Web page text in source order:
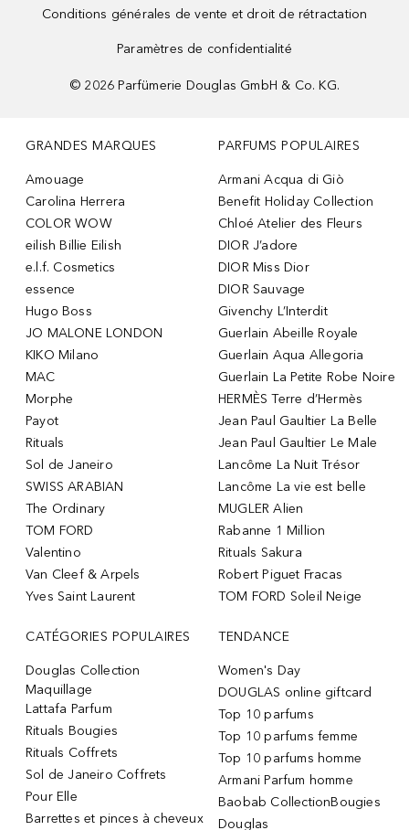
Conditions générales de vente et droit de rétractation
Paramètres de confidentialité
© 2026 Parfümerie Douglas GmbH & Co. KG.
GRANDES MARQUES
Amouage
Carolina Herrera
COLOR WOW
eilish Billie Eilish
e.l.f. Cosmetics
essence
Hugo Boss
JO MALONE LONDON
KIKO Milano
MAC
Morphe
Payot
Rituals
Sol de Janeiro
SWISS ARABIAN
The Ordinary
TOM FORD
Valentino
Van Cleef & Arpels
Yves Saint Laurent
PARFUMS POPULAIRES
Armani Acqua di Giò
Benefit Holiday Collection
Chloé Atelier des Fleurs
DIOR J’adore
DIOR Miss Dior
DIOR Sauvage
Givenchy L’Interdit
Guerlain Abeille Royale
Guerlain Aqua Allegoria
Guerlain La Petite Robe Noire
HERMÈS Terre d’Hermès
Jean Paul Gaultier La Belle
Jean Paul Gaultier Le Male
Lancôme La Nuit Trésor
Lancôme La vie est belle
MUGLER Alien
Rabanne 1 Million
Rituals Sakura
Robert Piguet Fracas
TOM FORD Soleil Neige
CATÉGORIES POPULAIRES
Douglas Collection
Maquillage
Lattafa Parfum
Rituals Bougies
Rituals Coffrets
Sol de Janeiro Coffrets
Pour Elle
Barrettes et pinces à cheveux
TENDANCE
Women's Day
DOUGLAS online giftcard
Top 10 parfums
Top 10 parfums femme
Top 10 parfums homme
Armani Parfum homme
Baobab CollectionBougies
Douglas